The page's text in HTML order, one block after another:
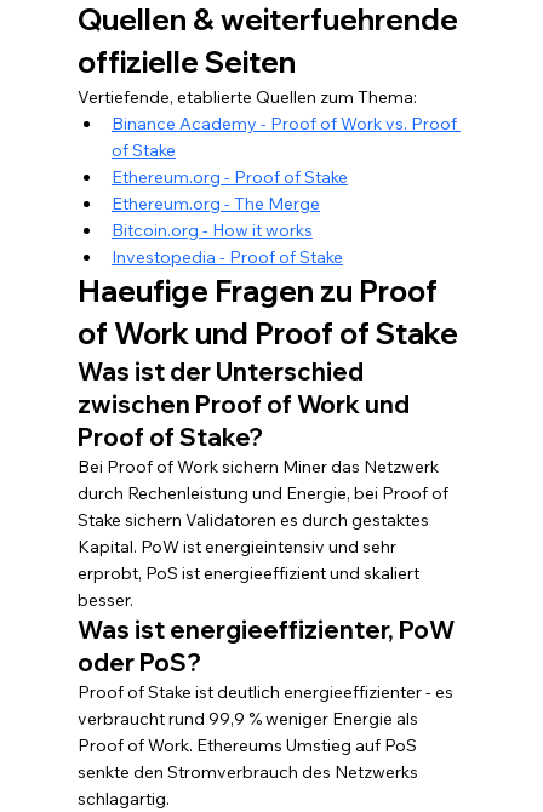
Quellen & weiterfuehrende
offizielle Seiten
Vertiefende, etablierte Quellen zum Thema:
Binance Academy - Proof of Work vs. Proof
of Stake
Ethereum.org - Proof of Stake
Ethereum.org - The Merge
Bitcoin.org - How it works
Investopedia - Proof of Stake
Haeufige Fragen zu Proof
of Work und Proof of Stake
Was ist der Unterschied
zwischen Proof of Work und
Proof of Stake?
Bei Proof of Work sichern Miner das Netzwerk
durch Rechenleistung und Energie, bei Proof of
Stake sichern Validatoren es durch gestaktes
Kapital. PoW ist energieintensiv und sehr
erprobt, PoS ist energieeffizient und skaliert
besser.
Was ist energieeffizienter, PoW
oder PoS?
Proof of Stake ist deutlich energieeffizienter - es
verbraucht rund 99,9 % weniger Energie als
Proof of Work. Ethereums Umstieg auf PoS
senkte den Stromverbrauch des Netzwerks
schlagartig.